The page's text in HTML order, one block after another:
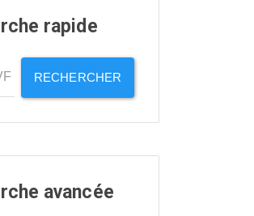
rapide
RECHERCHER
avancée